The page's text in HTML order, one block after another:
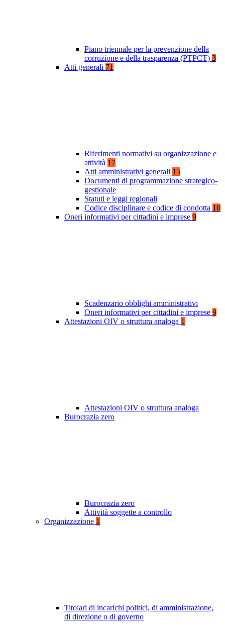
Piano triennale per la prevenzione della
corruzione e della trasparenza (PTPCT) 3
Atti generali 71
Riferimenti normativi su organizzazione e
attività 17
Atti amministrativi generali 15
Documenti di programmazione strategico-
gestionale
Statuti e leggi regionali
Codice disciplinare e codice di condotta 10
Oneri informativi per cittadini e imprese 9
Scadenzario obblighi amministrativi
Oneri informativi per cittadini e imprese 9
Attestazioni OIV o struttura analoga 1
Attestazioni OIV o struttura analoga
Burocrazia zero
Burocrazia zero
Attività soggette a controllo
Organizzazione 1
Titolari di incarichi politici, di amministrazione,
di direzione o di governo